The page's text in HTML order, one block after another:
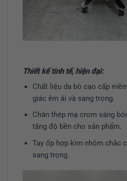
Thiết kế tinh tế, hiện đại:
Chất liệu da bò cao cấp
giác êm ái và sang trọng.
Chân thép mạ crom sáng
tăng độ bền cho sản phẩm.
Tay ốp hợp kim nhôm chắc
sang trọng.